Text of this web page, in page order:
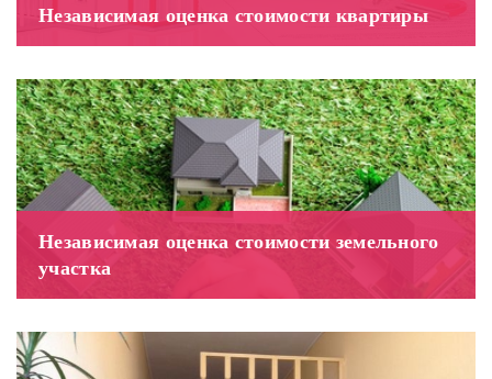
Независимая оценка стоимости квартиры
Независимая оценка стоимости земельного
участка